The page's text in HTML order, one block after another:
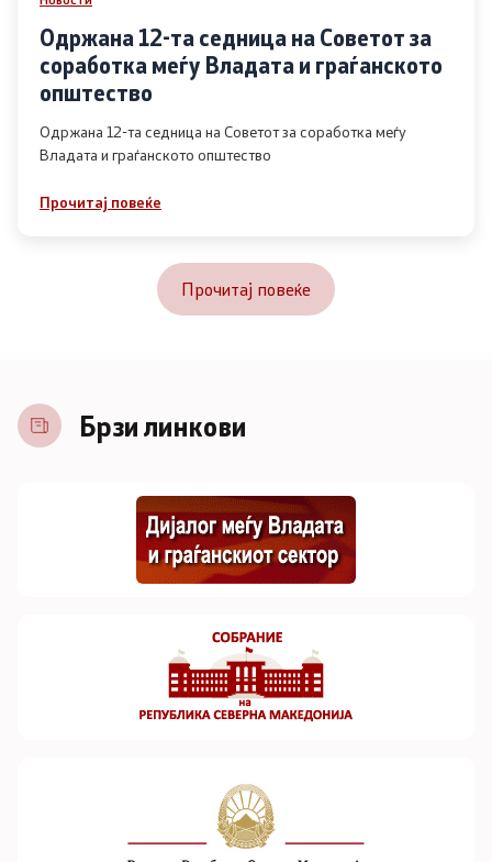
Одржана 12-та седница на Советот за
соработка меѓу Владата и граѓанското
општество
Одржана 12-та седница на Советот за соработка меѓу
Владата и граѓанското општество
Прочитај повеќе
Прочитај повеќе
Брзи линкови